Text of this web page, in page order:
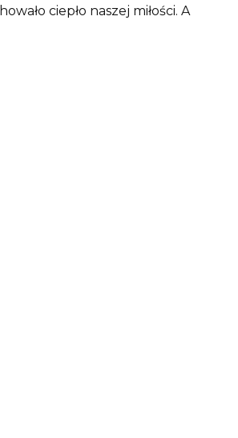
ciepło naszej miłości. A